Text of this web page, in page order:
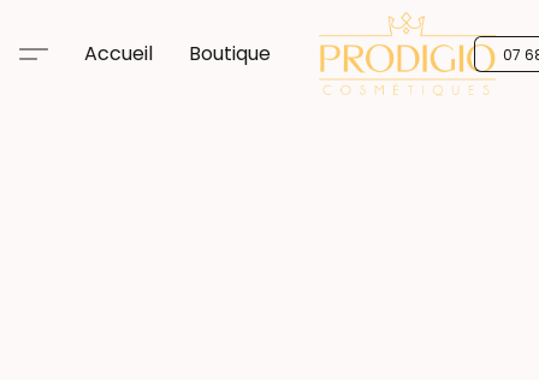
Accueil Boutique 07